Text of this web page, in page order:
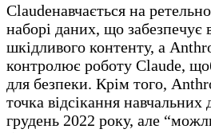
Claudeнавчається на
наборі даних, що забезпечує
шкідливого контенту, а
контролює роботу Claude,
для безпеки. Крім того,
точка відсікання
грудень 2022 року, але